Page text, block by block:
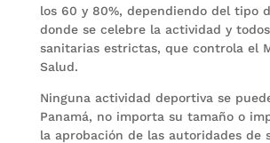
los 60 y 80%, dependiendo del tipo
donde se celebre la actividad y
sanitarias estrictas, que controla el
Salud.
Ninguna actividad deportiva se
Panamá, no importa su tamaño o
la aprobación de las autoridades de